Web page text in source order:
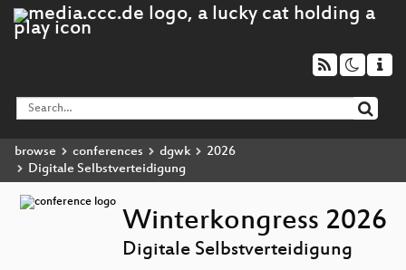
browse conferences dgwk
2026
Digitale Selbstverteidigung
Winterkongress 2026
Digitale Selbstverteidigung